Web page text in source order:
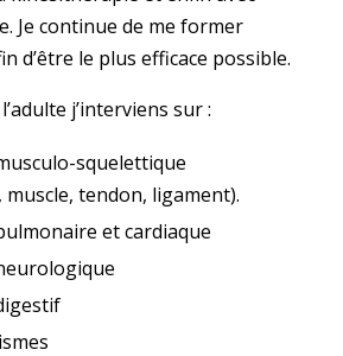
Je continue de me former
d’être le plus efficace possible.
j’interviens sur :
squelettique
tendon, ligament).
et cardiaque